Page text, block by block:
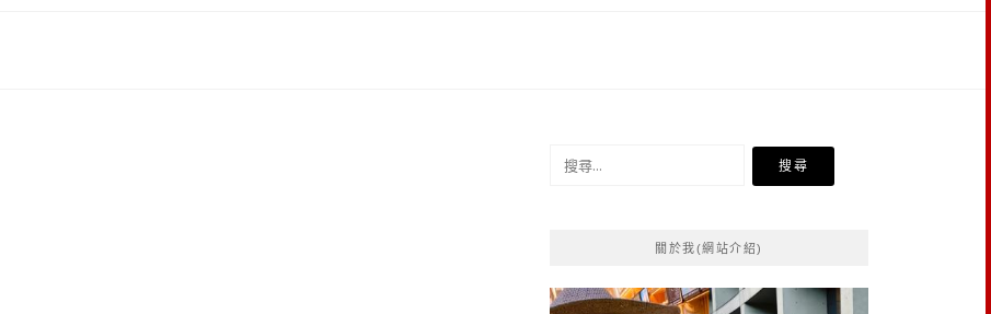
搜
關於我(網站介紹)